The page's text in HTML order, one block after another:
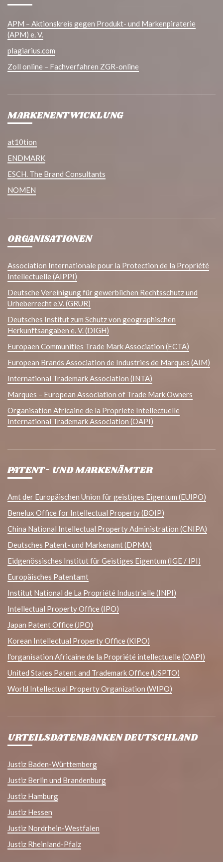
APM – Aktionskreis gegen Produkt- und Markenpiraterie
(APM) e. V.
plagiarius.com
Zoll online – Fachverfahren ZGR-online
MARKENENTWICKLUNG
at10tion
ENDMARK
ESCH. The Brand Consultants
NOMEN
ORGANISATIONEN
Association Internationale pour la Protection de la Propriété
Intellectuelle (AIPPI)
Deutsche Vereinigung für gewerblichen Rechtsschutz und
Urheberrecht e.V. (GRUR)
Deutsches Institut zum Schutz von geographischen
Herkunftsangaben e. V. (DIGH)
Europaen Communities Trade Mark Association (ECTA)
European Brands Association de Industries de Marques (AIM)
International Trademark Association (INTA)
Marques – European Association of Trade Mark Owners
Organisation Africaine de la Propriete Intellectuelle
International Trademark Association (OAPI)
PATENT- UND MARKENÄMTER
Amt der Europäischen Union für geistiges Eigentum (EUIPO)
Benelux Office for Intellectual Property (BOIP)
China National Intellectual Property Administration (CNIPA)
Deutsches Patent- und Markenamt (DPMA)
Eidgenössisches Institut für Geistiges Eigentum (IGE / IPI)
Europäisches Patentamt
Institut National de La Propriété Industrielle (INPI)
Intellectual Property Office (IPO)
Japan Patent Office (JPO)
Korean Intellectual Property Office (KIPO)
l'organisation Africaine de la Propriété intellectuelle (OAPI)
United States Patent and Trademark Office (USPTO)
World Intellectual Property Organization (WIPO)
URTEILSDATENBANKEN DEUTSCHLAND
Justiz Baden-Württemberg
Justiz Berlin und Brandenburg
Justiz Hamburg
Justiz Hessen
Justiz Nordrhein-Westfalen
Justiz Rheinland-Pfalz